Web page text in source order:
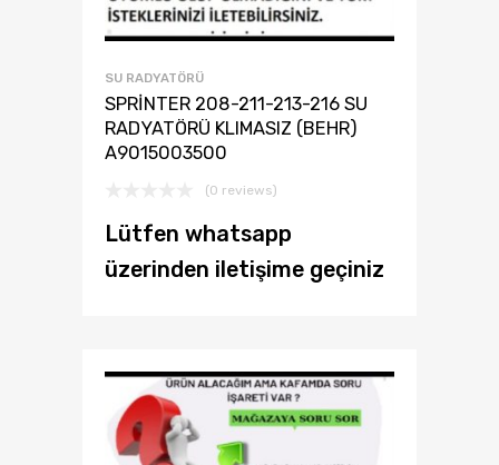
SU RADYATÖRÜ
SPRİNTER 208-211-213-216 SU
RADYATÖRÜ KLIMASIZ (BEHR)
A9015003500
(0 reviews)
Lütfen whatsapp
üzerinden iletişime geçiniz